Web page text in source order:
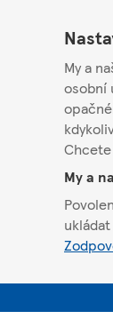
My a
osobní
My a